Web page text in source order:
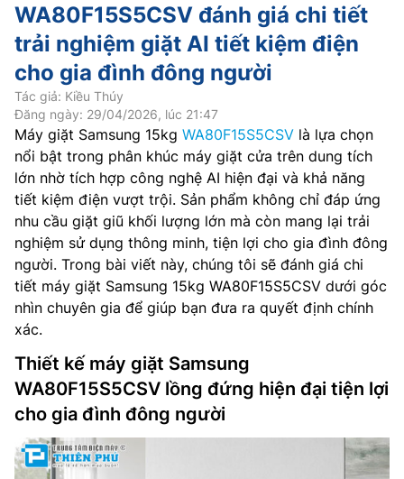
WA80F15S5CSV đánh giá chi tiết
trải nghiệm giặt AI tiết kiệm điện
cho gia đình đông người
Tác giả: Kiều Thúy
Đăng ngày: 29/04/2026, lúc 21:47
Máy giặt Samsung 15kg WA80F15S5CSV là lựa chọn
nổi bật trong phân khúc máy giặt cửa trên dung tích
lớn nhờ tích hợp công nghệ AI hiện đại và khả năng
tiết kiệm điện vượt trội. Sản phẩm không chỉ đáp ứng
nhu cầu giặt giũ khối lượng lớn mà còn mang lại trải
nghiệm sử dụng thông minh, tiện lợi cho gia đình đông
người. Trong bài viết này, chúng tôi sẽ đánh giá chi
tiết máy giặt Samsung 15kg WA80F15S5CSV dưới góc
nhìn chuyên gia để giúp bạn đưa ra quyết định chính
xác.
Thiết kế máy giặt Samsung
WA80F15S5CSV lồng đứng hiện đại tiện lợi
cho gia đình đông người